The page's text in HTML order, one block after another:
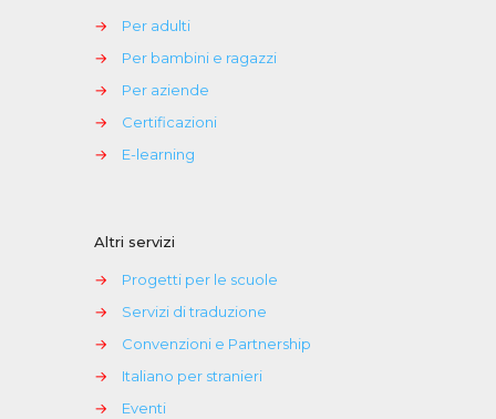
→
Per adulti
→
Per bambini e ragazzi
→
Per aziende
→
Certificazioni
→
E-learning
Altri servizi
→
Progetti per le scuole
→
Servizi di traduzione
→
Convenzioni e Partnership
→
Italiano per stranieri
→
Eventi